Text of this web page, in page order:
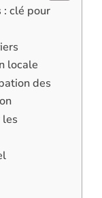
: clé pour
locale
des